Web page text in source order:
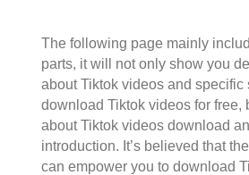
Instagram Downloader
YT to MP3
The following page mainly
parts, it will not only show you
about Tiktok videos and specific
download Tiktok videos for free,
about Tiktok videos download
introduction. It’s believed that
can empower you to download